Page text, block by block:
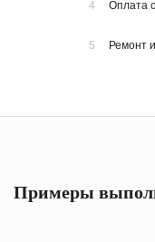
4 Оплата
5 Ремонт
Примеры